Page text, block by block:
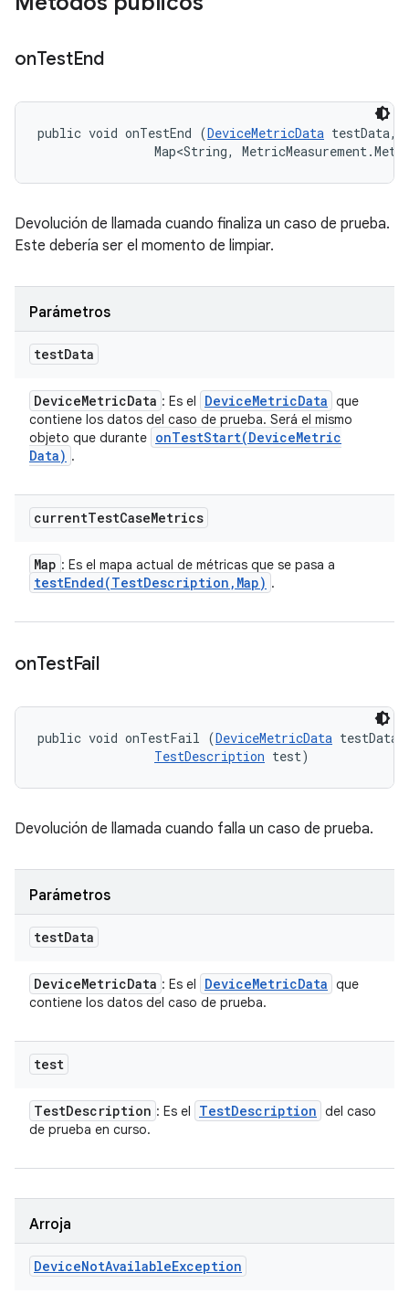
onTestEnd
public void onTestEnd (DeviceMetricData testData,
Map<String,
Devolución de llamada cuando finaliza un caso de prueba.
Este debería ser el momento de limpiar.
Parámetros
testData
DeviceMetricData : Es el DeviceMetricData que
contiene los datos del caso de prueba. Será el mismo
objeto que durante onTestStart(DeviceMetric
Data) .
currentTestCaseMetrics
Map : Es el mapa actual de métricas que se pasa a
testEnded(TestDescription , Map) .
onTestFail
public void onTestFail (DeviceMetricData
TestDescription test)
Devolución de llamada cuando falla un caso de prueba.
Parámetros
testData
DeviceMetricData : Es el DeviceMetricData que
contiene los datos del caso de prueba.
test
TestDescription : Es el TestDescription del caso
de prueba en curso.
Arroja
DeviceNotAvailableException